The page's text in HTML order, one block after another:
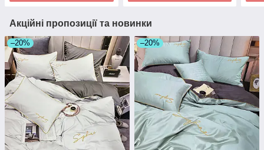
Акційні пропозиції та новинки
–20% –20%